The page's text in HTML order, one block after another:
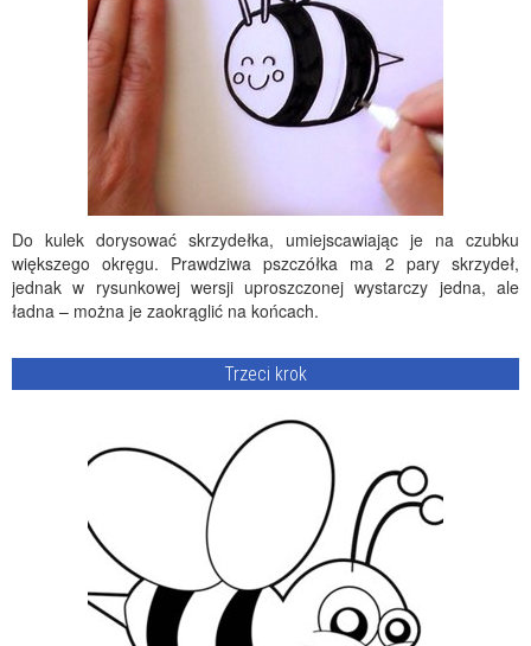
Do kulek dorysować skrzydełka, umiejscawiając je na czubku
większego okręgu. Prawdziwa pszczółka ma 2 pary skrzydeł,
jednak w rysunkowej wersji uproszczonej wystarczy jedna, ale
ładna – można je zaokrąglić na końcach.
Trzeci krok